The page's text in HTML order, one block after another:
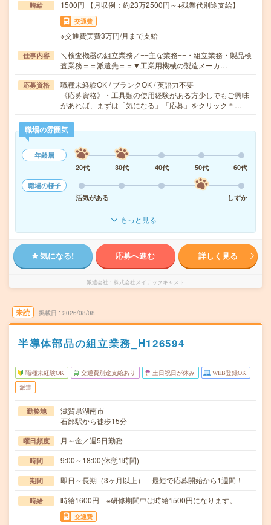
時給 1500円 【月収例：約23万2500円～+残業代別途支給】
交通費
※交通費実費3万円/月まで支給
仕事内容
＼検査機器の組立業務／==主な業務==・組立業務・製品検
査業務＝＝派遣先＝＝▼工業用機械の製造メーカ…
応募資格
職種未経験OK / ブランクOK / 英語力不要
《応募資格》・工具類の使用経験がある方少しでもご興味
があれば、まずは「気になる」「応募」をクリック＊…
職場の雰囲気
年齢層
20代
30代 40代 50代
60代
職場の様子
活気がある
しずか
もっと見る
気になる! 応募へ進む 詳しく見る
派遣会社 株式会社メイテックキャスト
未読 掲載日 2026/08/08
半導体部品の組立業務_H126594
職種未経験OK 交通費別途支給あり 土日祝日が休み WEB登録OK
派遣
勤務地
滋賀県湖南市
石部駅から徒歩15分
曜日頻度 月～金／週5日勤務
時間 9:00～18:00(休憩1時間)
期間 即日～長期（3ヶ月以上） 最短で応募開始から1週間！
時給 時給1600円 ※研修期間中は時給1500円になります。
交通費